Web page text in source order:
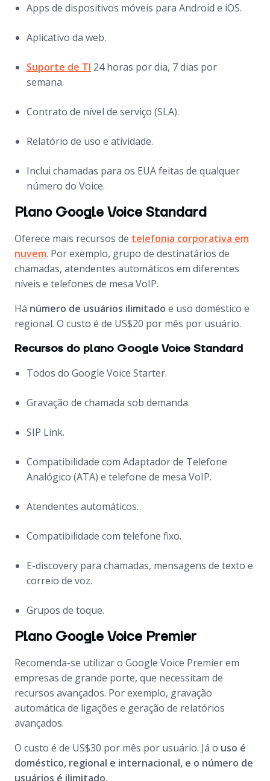
Apps de dispositivos móveis para Android e iOS.
Aplicativo da web.
Suporte de TI 24 horas por dia, 7 dias por
semana.
Contrato de nível de serviço (SLA).
Relatório de uso e atividade.
Inclui chamadas para os EUA feitas de qualquer
número do Voice.
Plano Google Voice Standard
Oferece mais recursos de telefonia corporativa em
nuvem. Por exemplo, grupo de destinatários de
chamadas, atendentes automáticos em diferentes
níveis e telefones de mesa VoIP.
Há número de usuários ilimitado e uso doméstico e
regional. O custo é de US$20 por mês por usuário.
Recursos do plano Google Voice Standard
Todos do Google Voice Starter.
Gravação de chamada sob demanda.
SIP Link.
Compatibilidade com Adaptador de Telefone
Analógico (ATA) e telefone de mesa VoIP.
Atendentes automáticos.
Compatibilidade com telefone fixo.
E-discovery para chamadas, mensagens de texto e
correio de voz.
Grupos de toque.
Plano Google Voice Premier
Recomenda-se utilizar o Google Voice Premier em
empresas de grande porte, que necessitam de
recursos avançados. Por exemplo, gravação
automática de ligações e geração de relatórios
avançados.
O custo é de US$30 por mês por usuário. Já o uso é
doméstico, regional e internacional, e o número de
usuários é ilimitado.